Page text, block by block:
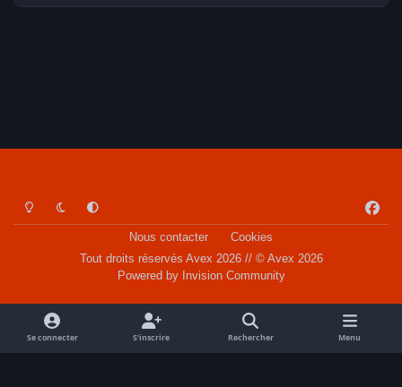
Light ModeDark ModeSystem Preference
a
o
k
Nous contacter
Cookies
Tout droits réservés Avex 2026 // © Avex 2026
Powered by Invision Community
Se connecter S’inscrire Rechercher Menu